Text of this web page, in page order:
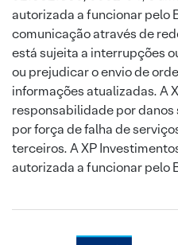
autorizada a funcionar pelo
comunicação através de
está sujeita a interrupções
ou prejudicar o envio de
informações atualizadas. A
responsabilidade por
por força de falha de
terceiros. A XP
autorizada a funcionar pelo